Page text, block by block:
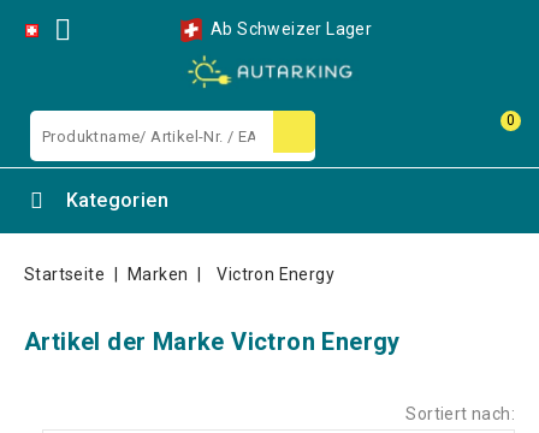
Ab Schweizer Lager
0

Kategorien
Startseite Marken Victron Energy
Artikel der Marke Victron Energy
Sortiert nach: